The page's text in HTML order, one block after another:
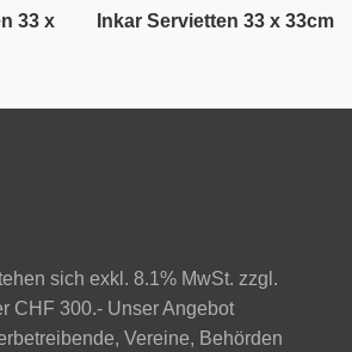
33 x
Inkar Servietten 33 x 33cm
sich exkl. 8.1% MwSt. zzgl.
CHF 300.- Unser Angebot
Vereine, Behörden